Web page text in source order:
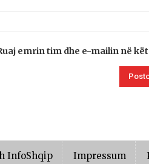
emrin tim dhe e-mailin në
InfoShqip Impressum